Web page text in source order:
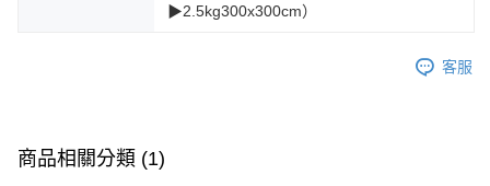
▶2.5kg300x300cm）
客服
商品相關分類 (1)